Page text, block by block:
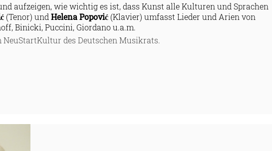
aufzeigen, wie wichtig es ist, dass Kunst alle Kulturen und Sprachen
(Tenor) und Helena Popović(Klavier) umfasst Lieder und Arien von
Binicki, Puccini, Giordano u.a.m.
des Deutschen Musikrats.